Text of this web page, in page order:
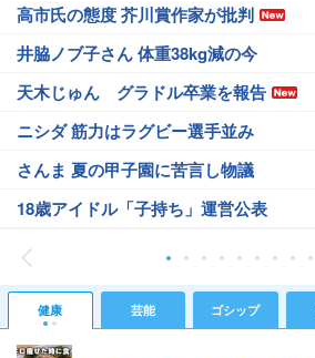
高市氏の態度 芥川賞作家が批判
井脇ノブ子さん 体重38kg減の今
天木じゅん グラドル卒業を報告
ニシダ 筋力はラグビー選手並み
さんま 夏の甲子園に苦言し物議
18歳アイドル「子持ち」運営公表
健康 芸能 ゴシップ